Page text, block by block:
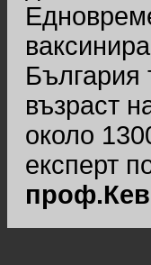
България
възраст
около
експерт